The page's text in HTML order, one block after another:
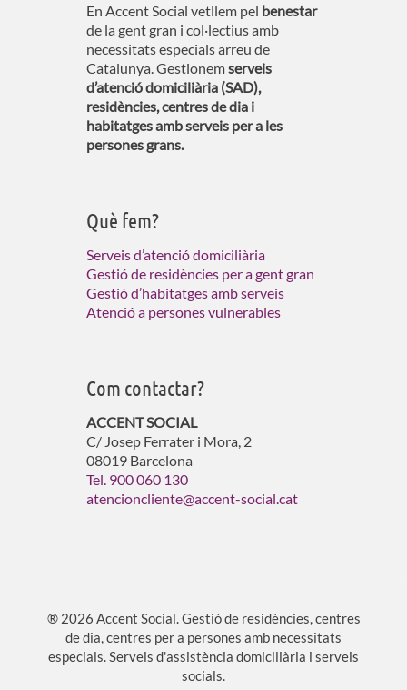
En Accent Social vetllem pel benestar
de la gent gran i col·lectius amb
necessitats especials arreu de
Catalunya. Gestionemserveis
d’atenció domiciliària (SAD),
residències, centres de dia i
habitatges amb serveis per a les
persones grans.
Què fem?
Serveis d’atenció domiciliària
Gestió de residències per a gent gran
Gestió d’habitatges amb serveis
Atenció a persones vulnerables
Com contactar?
ACCENT SOCIAL
C/ Josep Ferrater i Mora, 2
08019 Barcelona
Tel. 900 060 130
atencioncliente@accent-social.cat
® 2026 Accent Social. Gestió de residències, centres
de dia, centres per a persones amb necessitats
especials. Serveis d'assistència domiciliària i serveis
socials.